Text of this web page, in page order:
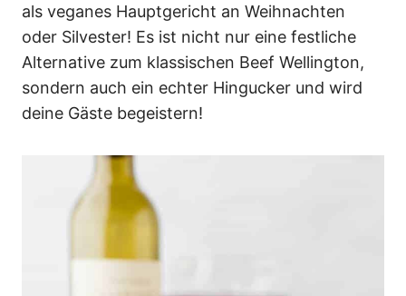
als veganes Hauptgericht an Weihnachten
oder Silvester! Es ist nicht nur eine festliche
Alternative zum klassischen Beef Wellington,
sondern auch ein echter Hingucker und wird
deine Gäste begeistern!